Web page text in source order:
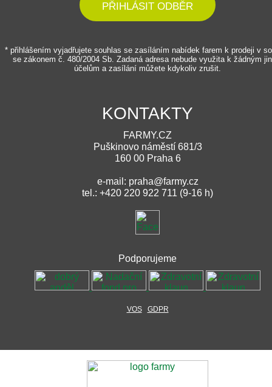
PŘIHLÁSIT ODBĚR
* přihlášením vyjadřujete souhlas se zasíláním nabídek farem k prodeji v
se zákonem č. 480/2004 Sb. Zadaná adresa nebude využita k žádným
účelům a zasílání můžete kdykoliv zrušit.
KONTAKTY
FARMY.CZ
Puškinovo náměstí 681/3
160 00 Praha 6
e-mail: praha@farmy.cz
tel.: +420 220 922 711 (9-16 h)
Podporujeme
VOS GDPR